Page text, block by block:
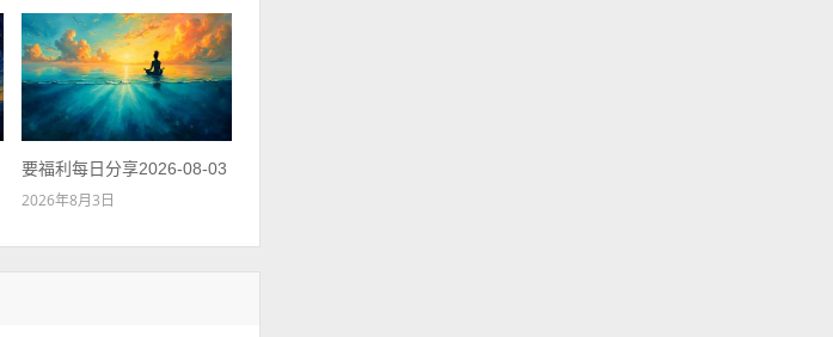
要福利每日分享2026-08-03
2026年8月3日